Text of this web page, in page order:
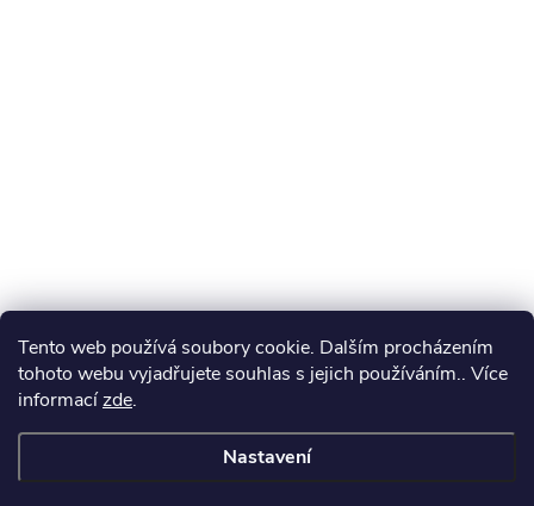
Tento web používá soubory cookie. Dalším procházením
tohoto webu vyjadřujete souhlas s jejich používáním.. Více
informacízde.
Nastavení